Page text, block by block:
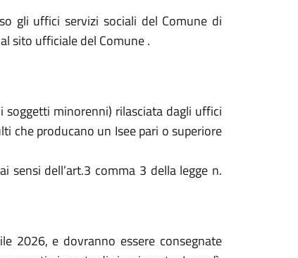
gli uffici servizi sociali del Comune di
sito ufficiale del Comune .
soggetti minorenni) rilasciata dagli uffici
che producano un Isee pari o superiore
sensi dell’art.3 comma 3 della legge n.
2026, e dovranno essere consegnate